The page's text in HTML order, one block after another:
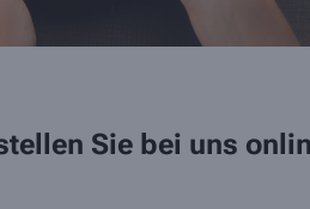
Sie bei uns